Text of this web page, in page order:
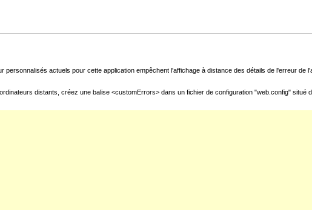
actuels pour cette application empêchent l'affichage à distance des détails de l'erreur
distants, créez une balise <customErrors> dans un fichier de configuration "web.config" situé